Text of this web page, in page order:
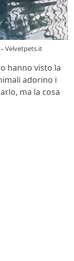
Velvetpets.it
hanno visto la
adorino i
ma la cosa